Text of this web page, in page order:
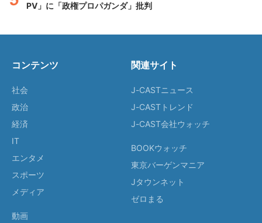
PV」に「政権プロパガンダ」批判
コンテンツ
社会
政治
経済
IT
エンタメ
スポーツ
メディア
動画
関連サイト
J-CASTニュース
J-CASTトレンド
J-CAST会社ウォッチ
BOOKウォッチ
東京バーゲンマニア
Jタウンネット
ゼロまる